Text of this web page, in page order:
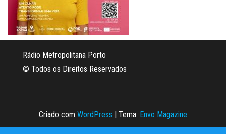
Rádio Metropolitana Porto
© Todos os Direitos Reservados
Criado com WordPress Tema: Envo Magazine